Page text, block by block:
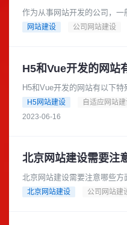
作为从事网站开发的公司，一
开发：根据客户需求，设计
网站建设 公司网站建设
H5和Vue开发的网站
H5和Vue开发的网站有以下特
采用了响应式的设计思路，
率，从而提供更好的用......
H5网站建设 自适应网站
2023-06-16
北京网站建设需要注
北京网站建设需要注意哪些方
方面：网站设计：网站设计
北京网站建设 公司网站建